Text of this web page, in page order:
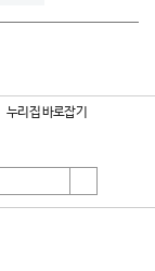
누리집 바로잡기